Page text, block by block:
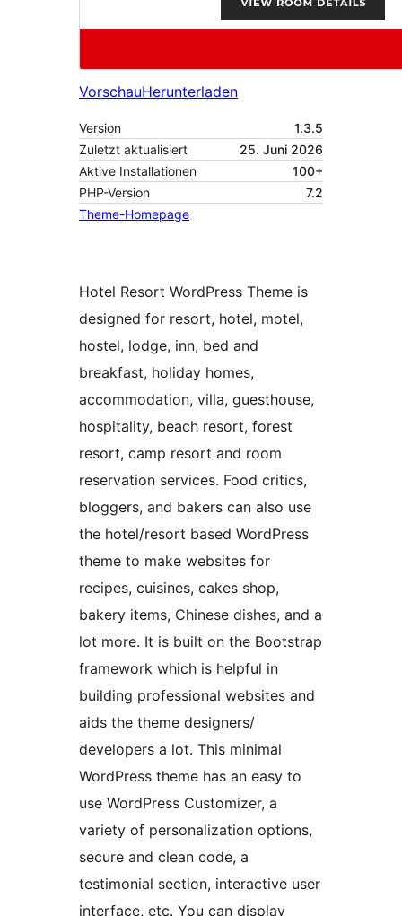
VorschauHerunterladen
Version
1.3.5
Zuletzt aktualisiert
25. Juni 2026
Aktive Installationen
100+
PHP-Version
7.2
Theme-Homepage
Hotel Resort WordPress Theme is
designed for resort, hotel, motel,
hostel, lodge, inn, bed and
breakfast, holiday homes,
accommodation, villa, guesthouse,
hospitality, beach resort, forest
resort, camp resort and room
reservation services. Food critics,
bloggers, and bakers can also use
the hotel/resort based WordPress
theme to make websites for
recipes, cuisines, cakes shop,
bakery items, Chinese dishes, and a
lot more. It is built on the Bootstrap
framework which is helpful in
building professional websites and
aids the theme designers/
developers a lot. This minimal
WordPress theme has an easy to
use WordPress Customizer, a
variety of personalization options,
secure and clean code, a
testimonial section, interactive user
interface, etc. You can display